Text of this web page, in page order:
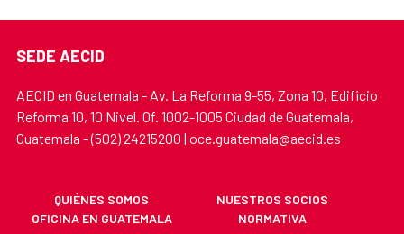
SEDE AECID
AECID en Guatemala - Av. La Reforma 9-55, Zona 10, Edificio
Reforma 10, 10 Nivel. Of. 1002-1005 Ciudad de Guatemala,
Guatemala - (502) 24215200 | oce.guatemala@aecid.es
QUIÉNES SOMOS
NUESTROS SOCIOS
OFICINA EN GUATEMALA
NORMATIVA